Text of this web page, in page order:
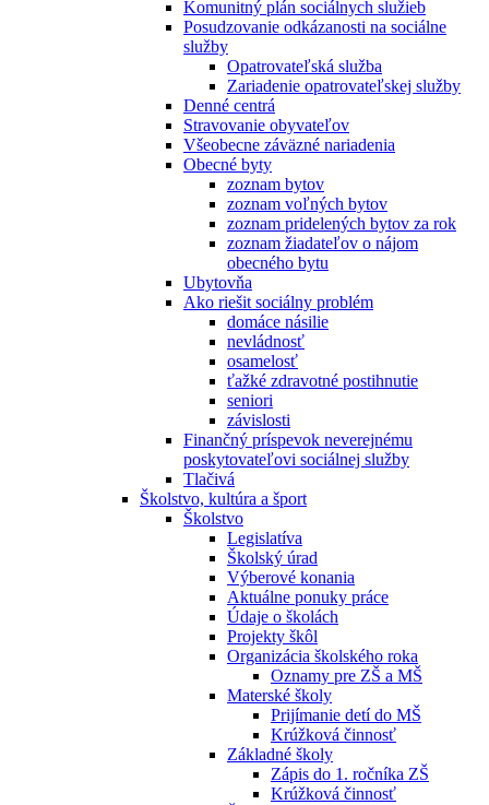
Komunitný plán sociálnych služieb
Posudzovanie odkázanosti na sociálne
služby
Opatrovateľská služba
Zariadenie opatrovateľskej služby
Denné centrá
Stravovanie obyvateľov
Všeobecne záväzné nariadenia
Obecné byty
zoznam bytov
zoznam voľných bytov
zoznam pridelených bytov za rok
zoznam žiadateľov o nájom
obecného bytu
Ubytovňa
Ako riešit sociálny problém
domáce násilie
nevládnosť
osamelosť
ťažké zdravotné postihnutie
seniori
závislosti
Finančný príspevok neverejnému
poskytovateľovi sociálnej služby
Tlačivá
Školstvo, kultúra a šport
Školstvo
Legislatíva
Školský úrad
Výberové konania
Aktuálne ponuky práce
Údaje o školách
Projekty škôl
Organizácia školského roka
Oznamy pre ZŠ a MŠ
Materské školy
Prijímanie detí do MŠ
Krúžková činnosť
Základné školy
Zápis do 1. ročníka ZŠ
Krúžková činnosť